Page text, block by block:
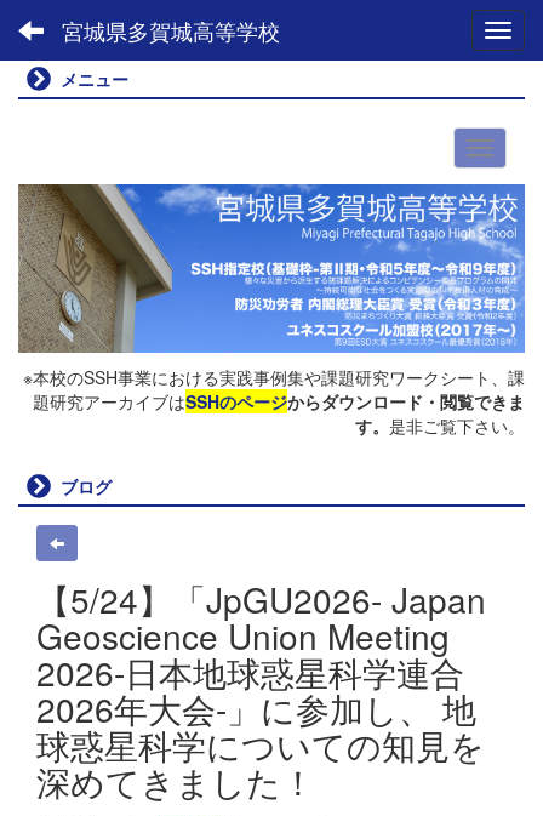
宮城県多賀城高等学校
メニュー
※本校のSSH事業における実践事例集や課題研究ワークシート、課
題研究アーカイブはSSHのページからダウンロード・閲覧できま
す。 是非ご覧下さい。
ブログ
【5/24】「JpGU2026- Japan
Geoscience Union Meeting
2026-日本地球惑星科学連合
2026年大会-」に参加し、 地
球惑星科学についての知見を
深めてきました！